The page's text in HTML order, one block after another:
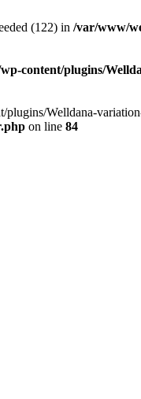
(122) in /var/www/
content/plugins/
Welldana-
on line 84